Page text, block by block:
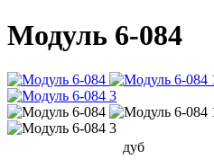
Модуль 6-084
дуб